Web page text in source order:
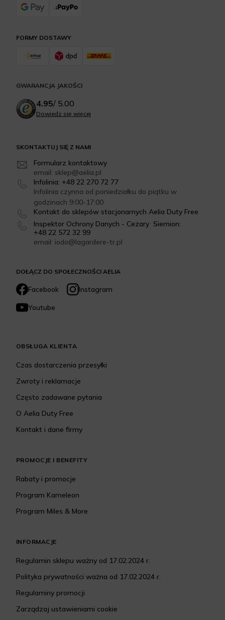
DOŁĄCZ DO SPOŁECZNOŚCI AELIA
Facebook
Instagram
Youtube
SKONTAKTUJ SIĘ Z NAMI
Formularz kontaktowy
email: sklep@aelia.pl
Infolinia: +48 22 270 72 77
Infolinia czynna od poniedziałku do piątku w
godzinach 9:00-17:00
Kontakt do sklepów stacjonarnych Aelia Duty Free
Inspektor Ochrony Danych - Cezary Siemion:
+48 22 572 32 99
email: iodo@lagardere-tr.pl
FORMY DOSTAWY
OBSŁUGA KLIENTA
Czas dostarczenia przesyłki
Zwroty i reklamacje
Często zadawane pytania
O Aelia Duty Free
Kontakt i dane firmy
PROMOCJE I BENEFITY
Rabaty i promocje
Program Kameleon
Program Miles & More
INFORMACJE
Regulamin sklepu ważny od 17.02.2024 r.
Polityka prywatności ważna od 17.02.2024 r.
Regulaminy promocji
Zarządzaj ustawieniami cookie
GWARANCJA JAKOŚCI
4.95/ 5.00
Dowiedz się więcej